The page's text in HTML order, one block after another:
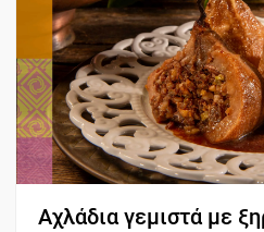
Αχλάδια γεμιστά με